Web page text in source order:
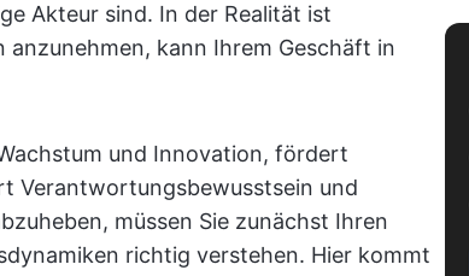
Akteur sind. In der Realität ist
kann Ihrem Geschäft in
und Innovation, fördert
Verantwortungsbewusstsein und
müssen Sie zunächst Ihren
richtig verstehen. Hier kommt